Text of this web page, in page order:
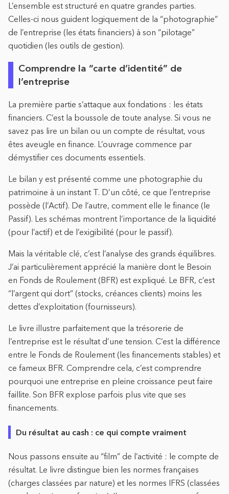
L’ensemble est structuré en quatre grandes parties.
Celles-ci nous guident logiquement de la “photographie”
de l’entreprise (les états financiers) à son “pilotage”
quotidien (les outils de gestion).
Comprendre la “carte d’identité” de
l’entreprise
La première partie s’attaque aux fondations : les états
financiers. C’est la boussole de toute analyse. Si vous ne
savez pas lire un bilan ou un compte de résultat, vous
êtes aveugle en finance. L’ouvrage commence par
démystifier ces documents essentiels.
Le bilan y est présenté comme une photographie du
patrimoine à un instant T. D’un côté, ce que l’entreprise
possède (l’Actif). De l’autre, comment elle le finance (le
Passif). Les schémas montrent l’importance de la liquidité
(pour l’actif) et de l’exigibilité (pour le passif).
Mais la véritable clé, c’est l’analyse des grands équilibres.
J’ai particulièrement apprécié la manière dont le Besoin
en Fonds de Roulement (BFR) est expliqué. Le BFR, c’est
“l’argent qui dort” (stocks, créances clients) moins les
dettes d’exploitation (fournisseurs).
Le livre illustre parfaitement que la trésorerie de
l’entreprise est le résultat d’une tension. C’est la différence
entre le Fonds de Roulement (les financements stables) et
ce fameux BFR. Comprendre cela, c’est comprendre
pourquoi une entreprise en pleine croissance peut faire
faillite. Son BFR explose parfois plus vite que ses
financements.
Du résultat au cash : ce qui compte vraiment
Nous passons ensuite au “film” de l’activité : le compte de
résultat. Le livre distingue bien les normes françaises
(charges classées par nature) et les normes IFRS (classées